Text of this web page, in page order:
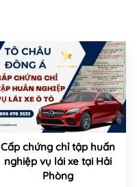
Cấp chứng chỉ tập huấn
nghiệp vụ lái xe tại Hải
Phòng